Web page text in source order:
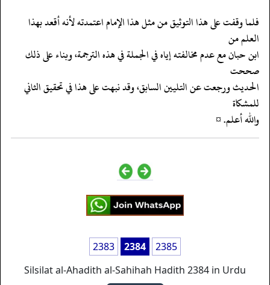
‏‏‏‏فلما وقفت على هذا التوثيق من مثل هذا الإمام اعتمدته لأنه أقعد بهذا
العلم من
‏‏‏‏ابن حبان مع عدم مخالفته إياه في الجملة في هذه الترجمة، وبناء على ذلك
صححت
‏‏‏‏الحديث ورجعت عن التليين السابق، وقد نبهت على هذا في تحقيق الثاني
للمشكاة
‏‏‏‏والله أعلم. ¤
2383 2384
2385
Silsilat al-Ahadith al-Sahihah Hadith 2384 in Urdu